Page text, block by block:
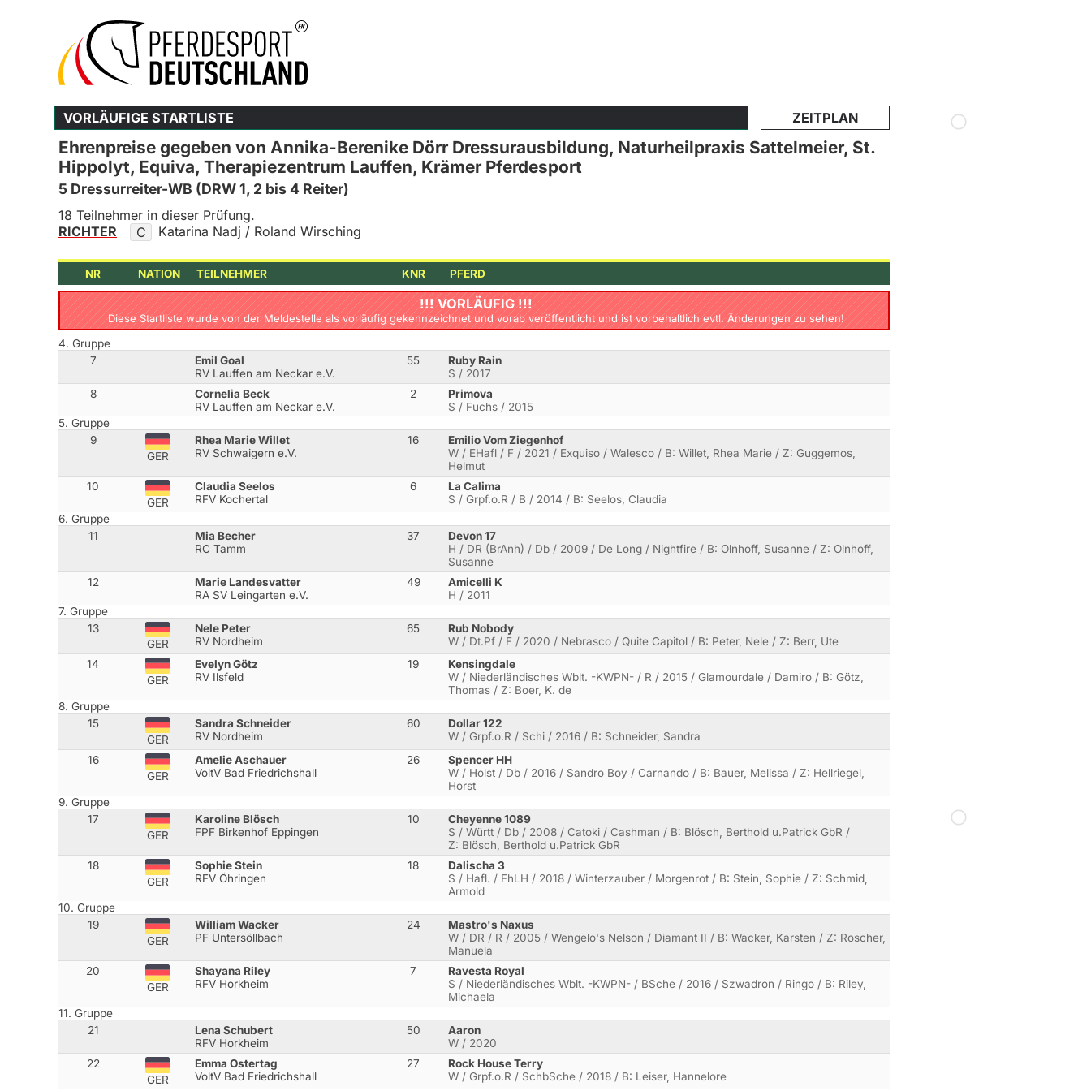
VORLÄUFIGE STARTLISTE ZEITPLAN
Ehrenpreise gegeben von Annika-Berenike Dörr Dressurausbildung, Naturheilpraxis Sattelmeier, St.
Hippolyt, Equiva, Therapiezentrum Lauffen, Krämer Pferdesport
5 Dressurreiter-WB (DRW 1, 2 bis 4 Reiter)
18 Teilnehmer in dieser Prüfung.
RICHTER
C Katarina Nadj / Roland Wirsching
NR NATION TEILNEHMER KNR PFERD
!!! VORLÄUFIG !!!
Diese Startliste wurde von der Meldestelle als vorläufig gekennzeichnet und vorab veröffentlicht und ist vorbehaltlich evtl. Änderungen zu sehen!
4. Gruppe
7
Emil Goal
RV Lauffen am Neckar e.V.
55
Ruby Rain
S / 2017
8
Cornelia Beck
RV Lauffen am Neckar e.V.
2
Primova
S / Fuchs / 2015
5. Gruppe
9
GER
Rhea Marie Willet
RV Schwaigern e.V.
16
Emilio Vom Ziegenhof
W / EHafl / F / 2021 / Exquiso / Walesco / B: Willet, Rhea Marie / Z: Guggemos,
Helmut
10
GER
Claudia Seelos
RFV Kochertal
6
La Calima
S / Grpf.o.R / B / 2014 / B: Seelos, Claudia
6. Gruppe
11
Mia Becher
RC Tamm
37
Devon 17
H / DR (BrAnh) / Db / 2009 / De Long / Nightfire / B: Olnhoff, Susanne / Z: Olnhoff,
Susanne
12
Marie Landesvatter
RA SV Leingarten e.V.
49
Amicelli K
H / 2011
7. Gruppe
13
GER
Nele Peter
RV Nordheim
65
Rub Nobody
W / Dt.Pf / F / 2020 / Nebrasco / Quite Capitol / B: Peter, Nele / Z: Berr, Ute
14
GER
Evelyn Götz
RV Ilsfeld
19
Kensingdale
W / Niederländisches Wblt. -KWPN- / R / 2015 / Glamourdale / Damiro / B: Götz,
Thomas / Z: Boer, K. de
8. Gruppe
15
GER
Sandra Schneider
RV Nordheim
60
Dollar 122
W / Grpf.o.R / Schi / 2016 / B: Schneider, Sandra
16
GER
Amelie Aschauer
VoltV Bad Friedrichshall
26
Spencer HH
W / Holst / Db / 2016 / Sandro Boy / Carnando / B: Bauer, Melissa / Z: Hellriegel,
Horst
9. Gruppe
17
GER
Karoline Blösch
FPF Birkenhof Eppingen
10
Cheyenne 1089
S / Württ / Db / 2008 / Catoki / Cashman / B: Blösch, Berthold u.Patrick GbR /
Z: Blösch, Berthold u.Patrick GbR
18
GER
Sophie Stein
RFV Öhringen
18
Dalischa 3
S / Hafl. / FhLH / 2018 / Winterzauber / Morgenrot / B: Stein, Sophie / Z: Schmid,
Armold
10. Gruppe
19
GER
William Wacker
PF Untersöllbach
24
Mastro's Naxus
W / DR / R / 2005 / Wengelo's Nelson / Diamant II / B: Wacker, Karsten / Z: Roscher,
Manuela
20
GER
Shayana Riley
RFV Horkheim
7
Ravesta Royal
S / Niederländisches Wblt. -KWPN- / BSche / 2016 / Szwadron / Ringo / B: Riley,
Michaela
11. Gruppe
21
Lena Schubert
RFV Horkheim
50
Aaron
W / 2020
22
GER
Emma Ostertag
VoltV Bad Friedrichshall
27
Rock House Terry
W / Grpf.o.R / SchbSche / 2018 / B: Leiser, Hannelore